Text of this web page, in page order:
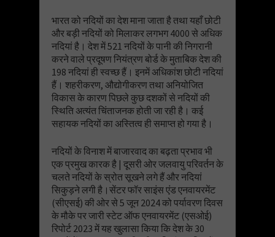
भारत को नदियों का देश माना जाता है तथा यहाँ छोटी
और बड़ी नदियों को मिलाकर लगभग 4000 से अधिक
नदियां है। देश में 521 नदियों के पानी की निगरानी
करने वाले प्रदूषण नियंत्रण बोर्ड के मुताबिक देश की
198 नदियां ही स्वच्छ हैं। इनमें अधिकांश छोटी नदियां
हैं। शहरीकरण, औद्योगीकरण तथा अनियोजित
विकास के कारण पिछले कुछ दशकों से नदियों की
स्थिति अत्यंत चिंताजनक होती जा रही है। कई
सहायक नदियों का अस्तित्व ही समाप्त हो गया है।
नदियों के विनाश में बाजारवाद का बढ़ता प्रभाव भी
एक प्रमुख कारक है | दूसरी ओर जलवायु परिवर्तन के
चलते नदियों के स्रोत सूखने लगे हैं और नदियां
सिकुड़ने लगी है।सेंटर फॉर साइंस एंड एनवायरमेंट
(सीएसई) की ओर से 5 जून 2024 को पर्यावरण दिवस
के मौके पर जारी स्टेट ऑफ एनवायरमेंट (एसओई)
रिपोर्ट 2023 में यह खुलासा किया कि देश के 30